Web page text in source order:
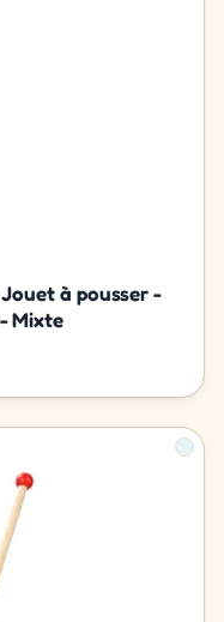
à pousser -
Mixte